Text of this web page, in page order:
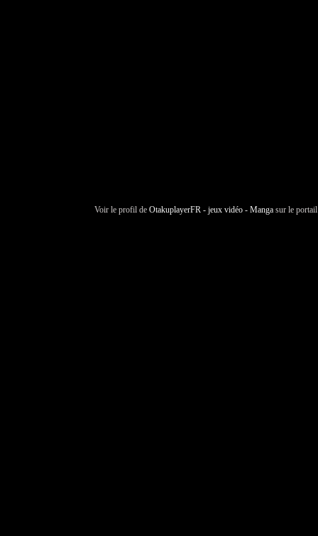
Voir le profil de OtakuplayerFR - jeux vidéo - Manga sur le